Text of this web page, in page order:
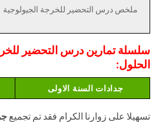
ملخص درس التحضير للخرجة الجيولوجية
سلسلةتمارين درس التحضير
الحلول:
جدادات السنة الاولى
تسهيلا على زوارنا الكرام فقد تم تجميع